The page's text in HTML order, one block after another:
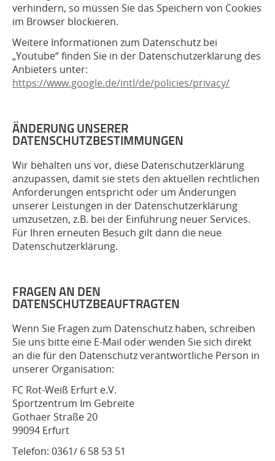
verhindern, so müssen Sie das Speichern von Cookies
im Browser blockieren.
Weitere Informationen zum Datenschutz bei
„Youtube“ finden Sie in der Datenschutzerklärung des
Anbieters unter:
https://www.google.de/intl/de/policies/privacy/
ÄNDERUNG UNSERER
DATENSCHUTZBESTIMMUNGEN
Wir behalten uns vor, diese Datenschutzerklärung
anzupassen, damit sie stets den aktuellen rechtlichen
Anforderungen entspricht oder um Änderungen
unserer Leistungen in der Datenschutzerklärung
umzusetzen, z.B. bei der Einführung neuer Services.
Für Ihren erneuten Besuch gilt dann die neue
Datenschutzerklärung.
FRAGEN AN DEN
DATENSCHUTZBEAUFTRAGTEN
Wenn Sie Fragen zum Datenschutz haben, schreiben
Sie uns bitte eine E-Mail oder wenden Sie sich direkt
an die für den Datenschutz verantwortliche Person in
unserer Organisation:
FC Rot-Weiß Erfurt e.V.
Sportzentrum Im Gebreite
Gothaer Straße 20
99094 Erfurt
Telefon: 0361/ 6 58 53 51